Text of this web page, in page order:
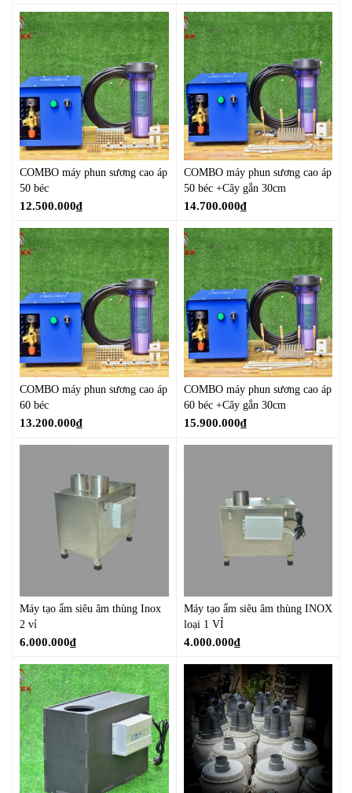
COMBO máy phun sương cao áp
50 béc
12.500.000₫
COMBO máy phun sương cao áp
50 béc +Cây gắn 30cm
14.700.000₫
COMBO máy phun sương cao áp
60 béc
13.200.000₫
COMBO máy phun sương cao áp
60 béc +Cây gắn 30cm
15.900.000₫
Máy tạo ẩm siêu âm thùng Inox
2 vỉ
6.000.000₫
Máy tạo ẩm siêu âm thùng INOX
loại 1 VỈ
4.000.000₫